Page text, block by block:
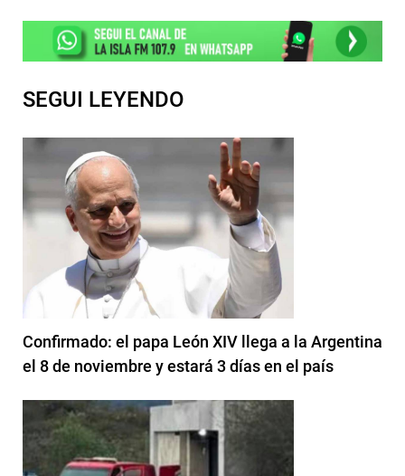
SEGUI LEYENDO
Confirmado: el papa León XIV llega a la Argentina
el 8 de noviembre y estará 3 días en el país